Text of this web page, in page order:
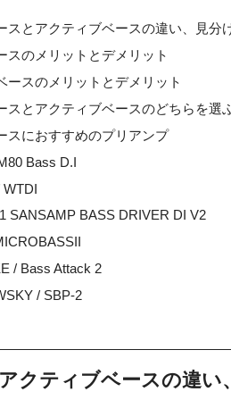
スとアクティブベースの違い、見分
スのメリットとデメリット
ースのメリットとデメリット
スとアクティブベースのどちらを選
スにおすすめのプリアンプ
Bass D.I
WTDI
SANSAMP BASS DRIVER DI V2
/ Bass Attack 2
/ SBP-2
クティブベースの違い